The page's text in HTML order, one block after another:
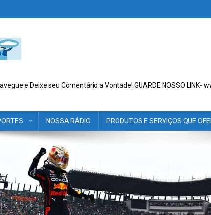
e Deixe seu Comentário a Vontade! GUARDE NOSSO LINK-
NOSSA RÁDIO PRODUTOS E SERVIÇOS QUE